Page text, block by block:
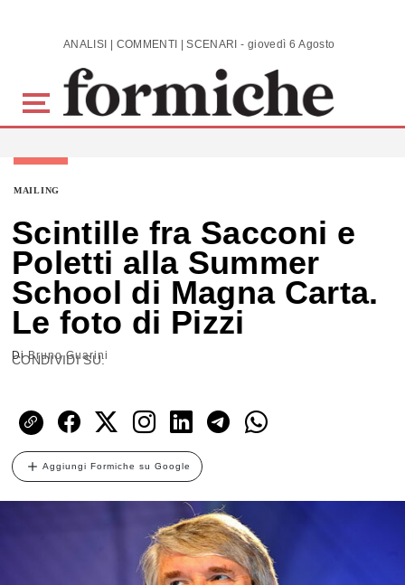
Skip to main content ANALISI | COMMENTI | SCENARI - giovedì 6 Agosto 2026
MAILING
Scintille fra Sacconi e
Poletti alla Summer
School di Magna Carta.
Le foto di Pizzi
DiBruno Guarini
CONDIVIDI SU:
Aggiungi Formiche su Google